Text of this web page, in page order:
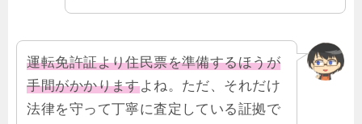
運転免許証より住民票を準備するほうが
手間がかかりますよね。ただ、それだけ
法律を守って丁寧に査定している証拠で